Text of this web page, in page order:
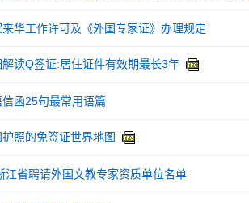
华工作许可及《外国专家证》办理规定
读Q签证:居住证件有效期最长3年
函25句最常用语篇
照的免签证世界地图
江省聘请外国文教专家资质单位名单